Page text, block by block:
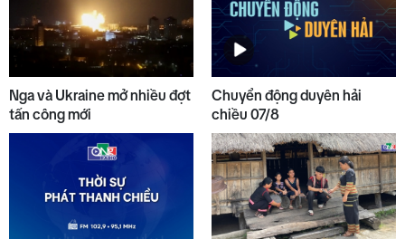
Nga và Ukraine mở nhiều đợt
tấn công mới
Chuyển động duyên hải
chiều 07/8